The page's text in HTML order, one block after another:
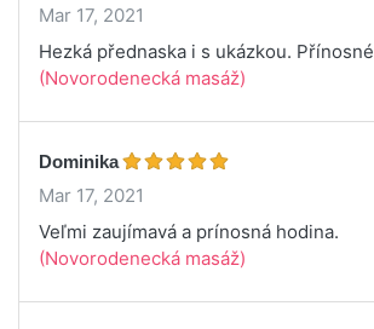
Mar 17, 2021
Hezká přednaska i s ukázkou. Přínosné
(Novorodenecká masáž)
Dominika
Mar 17, 2021
Veľmi zaujímavá a prínosná hodina.
(Novorodenecká masáž)